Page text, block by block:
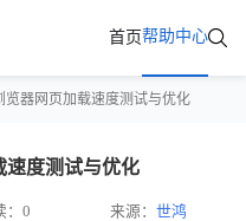
首页帮助中心
览器网页加载速度测试与优化
速度测试与优化
：0 来源：世鸿